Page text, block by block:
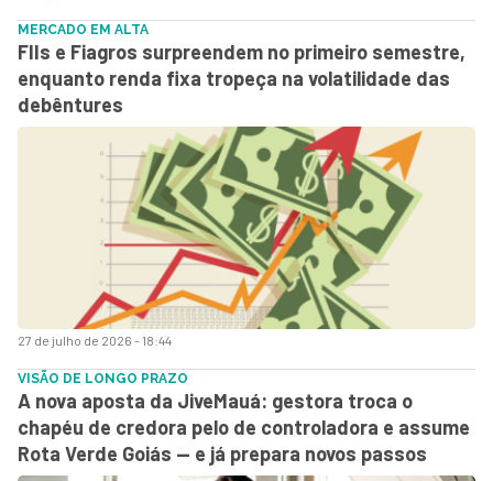
27 de julho de 2026 - 18:44
MERCADO EM ALTA
FIIs e Fiagros surpreendem no primeiro semestre,
enquanto renda fixa tropeça na volatilidade das
debêntures
VISÃO DE LONGO PRAZO
A nova aposta da JiveMauá: gestora troca o
chapéu de credora pelo de controladora e assume
Rota Verde Goiás — e já prepara novos passos